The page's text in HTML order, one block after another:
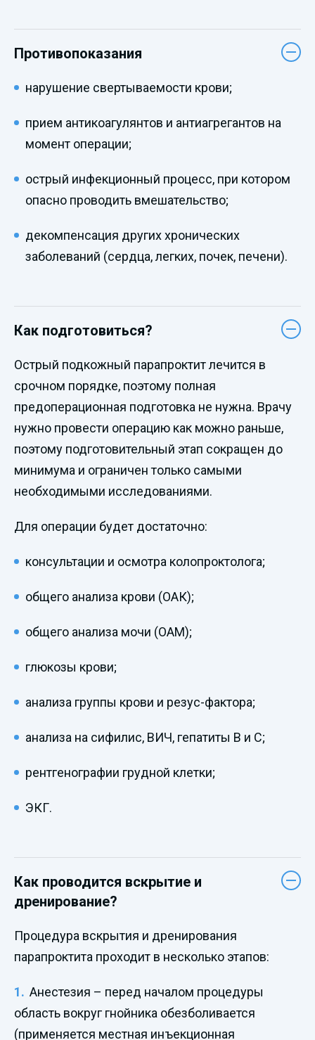
Противопоказания
нарушение свертываемости крови;
прием антикоагулянтов и антиагрегантов на
момент операции;
острый инфекционный процесс, при котором
опасно проводить вмешательство;
декомпенсация других хронических
заболеваний (сердца, легких, почек, печени).
Как подготовиться?
Острый подкожный парапроктит лечится в
срочном порядке, поэтому полная
предоперационная подготовка не нужна. Врачу
нужно провести операцию как можно раньше,
поэтому подготовительный этап сокращен до
минимума и ограничен только самыми
необходимыми исследованиями.
Для операции будет достаточно:
консультации и осмотра колопроктолога;
общего анализа крови (ОАК);
общего анализа мочи (ОАМ);
глюкозы крови;
анализа группы крови и резус-фактора;
анализа на сифилис, ВИЧ, гепатиты B и С;
рентгенографии грудной клетки;
ЭКГ.
Как проводится вскрытие и
дренирование?
Процедура вскрытия и дренирования
парапроктита проходит в несколько этапов:
Анестезия – перед началом процедуры
область вокруг гнойника обезболивается
(применяется местная инъекционная